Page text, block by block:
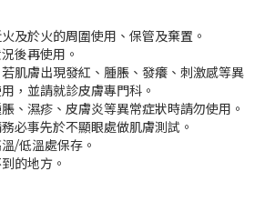
及於火的周圍使用、保管及棄置。
後再使用。
肌膚出現發紅、腫脹、發癢、刺激感等異
，並請就診皮膚專門科。
、濕疹、皮膚炎等異常症狀時請勿使用。
必事先於不顯眼處做肌膚測試。
/低溫處保存。
的地方。